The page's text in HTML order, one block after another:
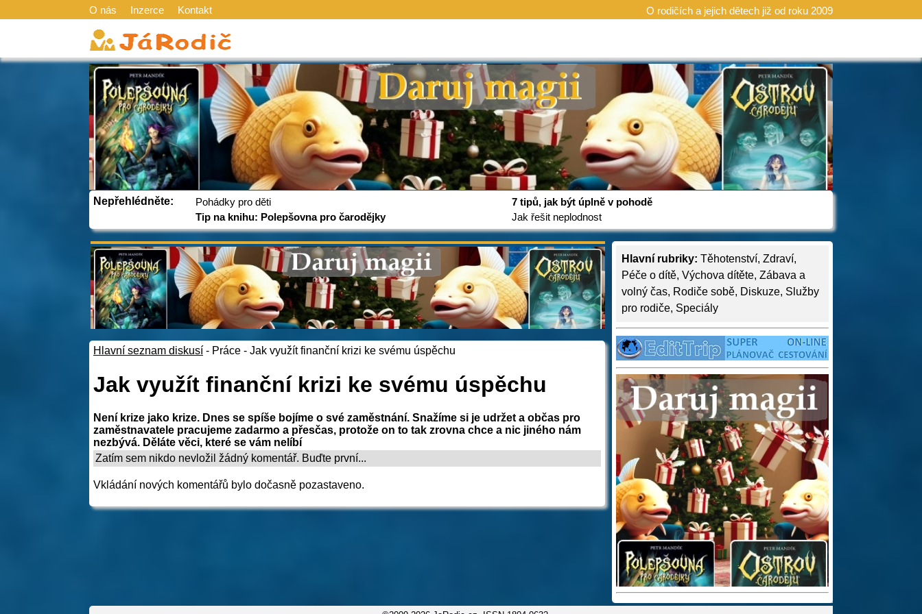
O nás Inzerce Kontakt O rodičích a jejich dětech již od roku 2009
Nepřehlédněte:
Pohádky pro děti
Tip na knihu: Polepšovna pro čarodějky
7 tipů, jak být úplně v pohodě
Jak řešit neplodnost
Hlavní rubriky: Těhotenství, Zdraví,
Péče o dítě, Výchova dítěte, Zábava a
volný čas, Rodiče sobě, Diskuze, Služby
pro rodiče, Speciály
Hlavní seznam diskusí - Práce - Jak využít finanční krizi ke svému úspěchu
Jak využít finanční krizi ke svému úspěchu
Není krize jako krize. Dnes se spíše bojíme o své zaměstnání. Snažíme si je udržet a občas pro
zaměstnavatele pracujeme zadarmo a přesčas, protože on to tak zrovna chce a nic jiného nám
nezbývá. Děláte věci, které se vám nelíbí
Zatím sem nikdo nevložil žádný komentář. Buďte první...
Vkládání nových komentářů bylo dočasně pozastaveno.